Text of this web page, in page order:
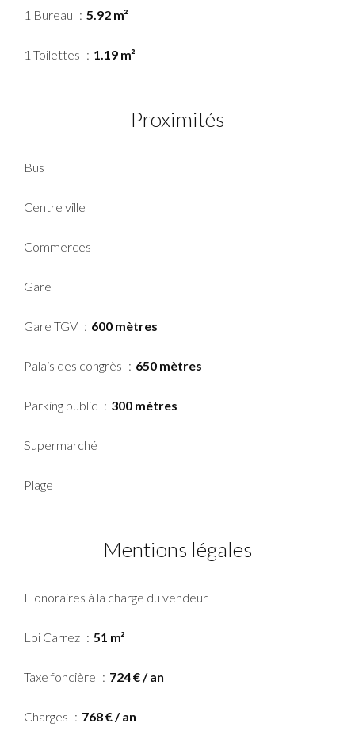
1 Bureau 5.92 m²
1 Toilettes 1.19 m²
Proximités
Bus
Centre ville
Commerces
Gare
Gare TGV 600 mètres
Palais des congrès 650 mètres
Parking public 300 mètres
Supermarché
Plage
Mentions légales
Honoraires à la charge du vendeur
Loi Carrez 51 m²
Taxe foncière 724 € / an
Charges 768 € / an